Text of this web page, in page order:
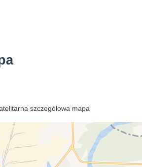
szczegółowa mapa